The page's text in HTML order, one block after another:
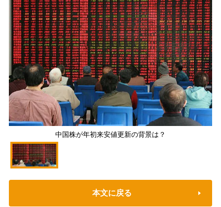
中国株が年初来安値更新の背景は？
本文に戻る